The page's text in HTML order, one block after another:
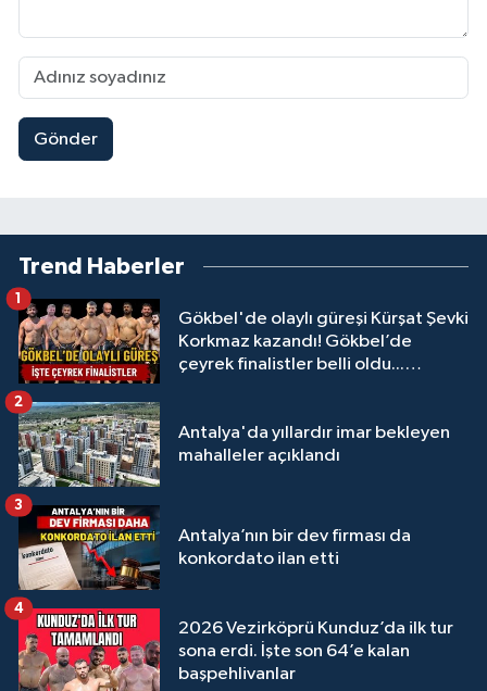
Gönder
Trend Haberler
Gökbel'de olaylı güreşi Kürşat Şevki
Korkmaz kazandı! Gökbel’de
çeyrek finalistler belli oldu...
1
Antalya'da yıllardır imar bekleyen
mahalleler açıklandı
2
Antalya’nın bir dev firması da
konkordato ilan etti
3
2026 Vezirköprü Kunduz’da ilk tur
sona erdi. İşte son 64’e kalan
başpehlivanlar
4